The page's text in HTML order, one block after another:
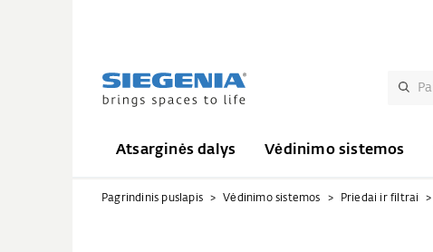
Atsarginės dalys Vėdinimo sistemos
Pagrindinis puslapis Vėdinimo sistemos Priedai ir filtrai